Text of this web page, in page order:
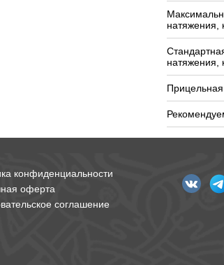
натяжения,
натяжения,
конфиденциальности
оферта
соглашение